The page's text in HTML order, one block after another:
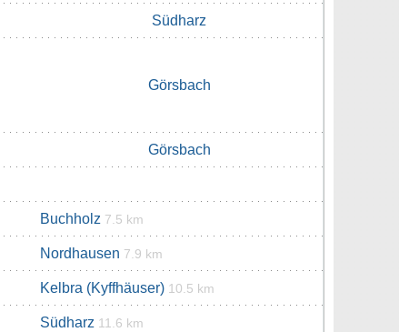
Südharz
Görsbach
Görsbach
Buchholz 7.5 km
Nordhausen 7.9 km
Kelbra (Kyffhäuser) 10.5 km
Südharz 11.6 km